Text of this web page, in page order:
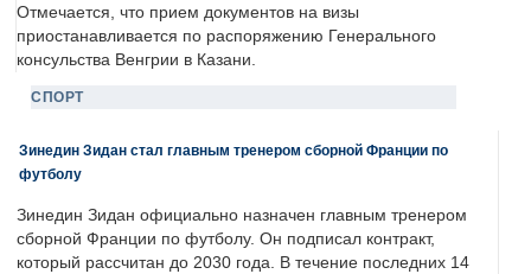
Отмечается, что прием документов на визы
приостанавливается по распоряжению Генерального
консульства Венгрии в Казани.
СПОРТ
Зинедин Зидан стал главным тренером сборной Франции по
футболу
Зинедин Зидан официально назначен главным тренером
сборной Франции по футболу. Он подписал контракт,
который рассчитан до 2030 года. В течение последних 14